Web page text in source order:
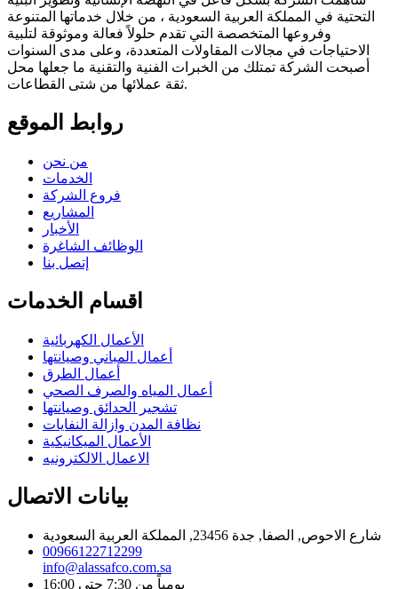
التحتية في المملكة العربية السعودية ، من خلال خدماتها المتنوعة
وفروعها المتخصصة التي تقدم حلولاً فعالة وموثوقة لتلبية
الاحتياجات في مجالات المقاولات المتعددة، وعلى مدى السنوات
أصبحت الشركة تمتلك من الخبرات الفنية والتقنية ما جعلها محل
ثقة عملائها من شتى القطاعات.
روابط الموقع
من نحن
الخدمات
فروع الشركة
المشاريع
الأخبار
الوظائف الشاغرة
إتصل بنا
اقسام الخدمات
الأعمال الكهربائية
أعمال المباني وصيانتها
أعمال الطرق
أعمال المياه والصرف الصحي
تشجير الحدائق وصيانتها
نظافة المدن وازالة النفايات
الأعمال الميكانيكية
الاعمال الالكترونيه
بيانات الاتصال
شارع الاحوص, الصفا, جدة 23456, المملكة العربية السعودية
00966122712299
info@alassafco.com.sa
يومياً من 7:30 حتى 16:00